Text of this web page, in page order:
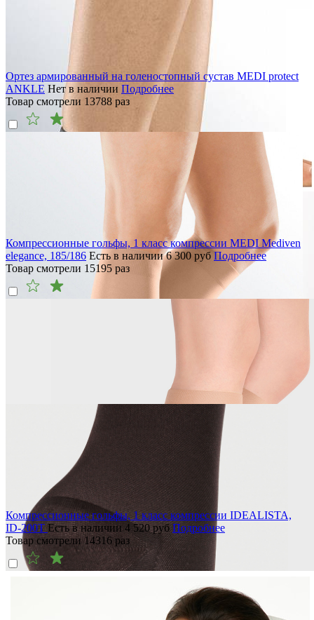
Ортез армированный на голеностопный сустав MEDI protect
ANKLE Нет в наличии Подробнее
Товар смотрели 13788 раз
Компрессионные гольфы, 1 класс компрессии MEDI Mediven
elegance, 185/186 Есть в наличии 6 300 руб Подробнее
Товар смотрели 15195 раз
Компрессионные гольфы, 1 класс компрессии IDEALISTA,
ID-200TЕсть в наличии 4 520руб Подробнее
Товар смотрели14316 раз